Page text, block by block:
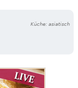
Küche: asiatisch